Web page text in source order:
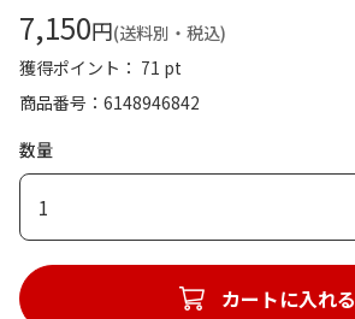
7,150円(送料別・税込)
獲得ポイント： 71 pt
商品番号
6148946842
数量
1
カートに入れる